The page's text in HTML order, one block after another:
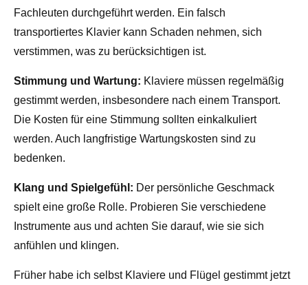
Fachleuten durchgeführt werden. Ein falsch
transportiertes Klavier kann Schaden nehmen, sich
verstimmen, was zu berücksichtigen ist.
Stimmung und Wartung: Klaviere müssen regelmäßig
gestimmt werden, insbesondere nach einem Transport.
Die Kosten für eine Stimmung sollten einkalkuliert
werden. Auch langfristige Wartungskosten sind zu
bedenken.
Klang und Spielgefühl: Der persönliche Geschmack
spielt eine große Rolle. Probieren Sie verschiedene
Instrumente aus und achten Sie darauf, wie sie sich
anfühlen und klingen.
Früher habe ich selbst Klaviere und Flügel gestimmt jetzt